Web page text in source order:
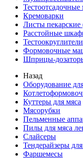
Кремоварки
Листы
Расстойные
Тестоокруглители
Формовочные
Шприцы-
Назад
Оборудование
Куттеры для мяса
Мясорубки
Пельменные
Пилы для мяса
Слайсеры
Тендерайзеры
Фаршемесы